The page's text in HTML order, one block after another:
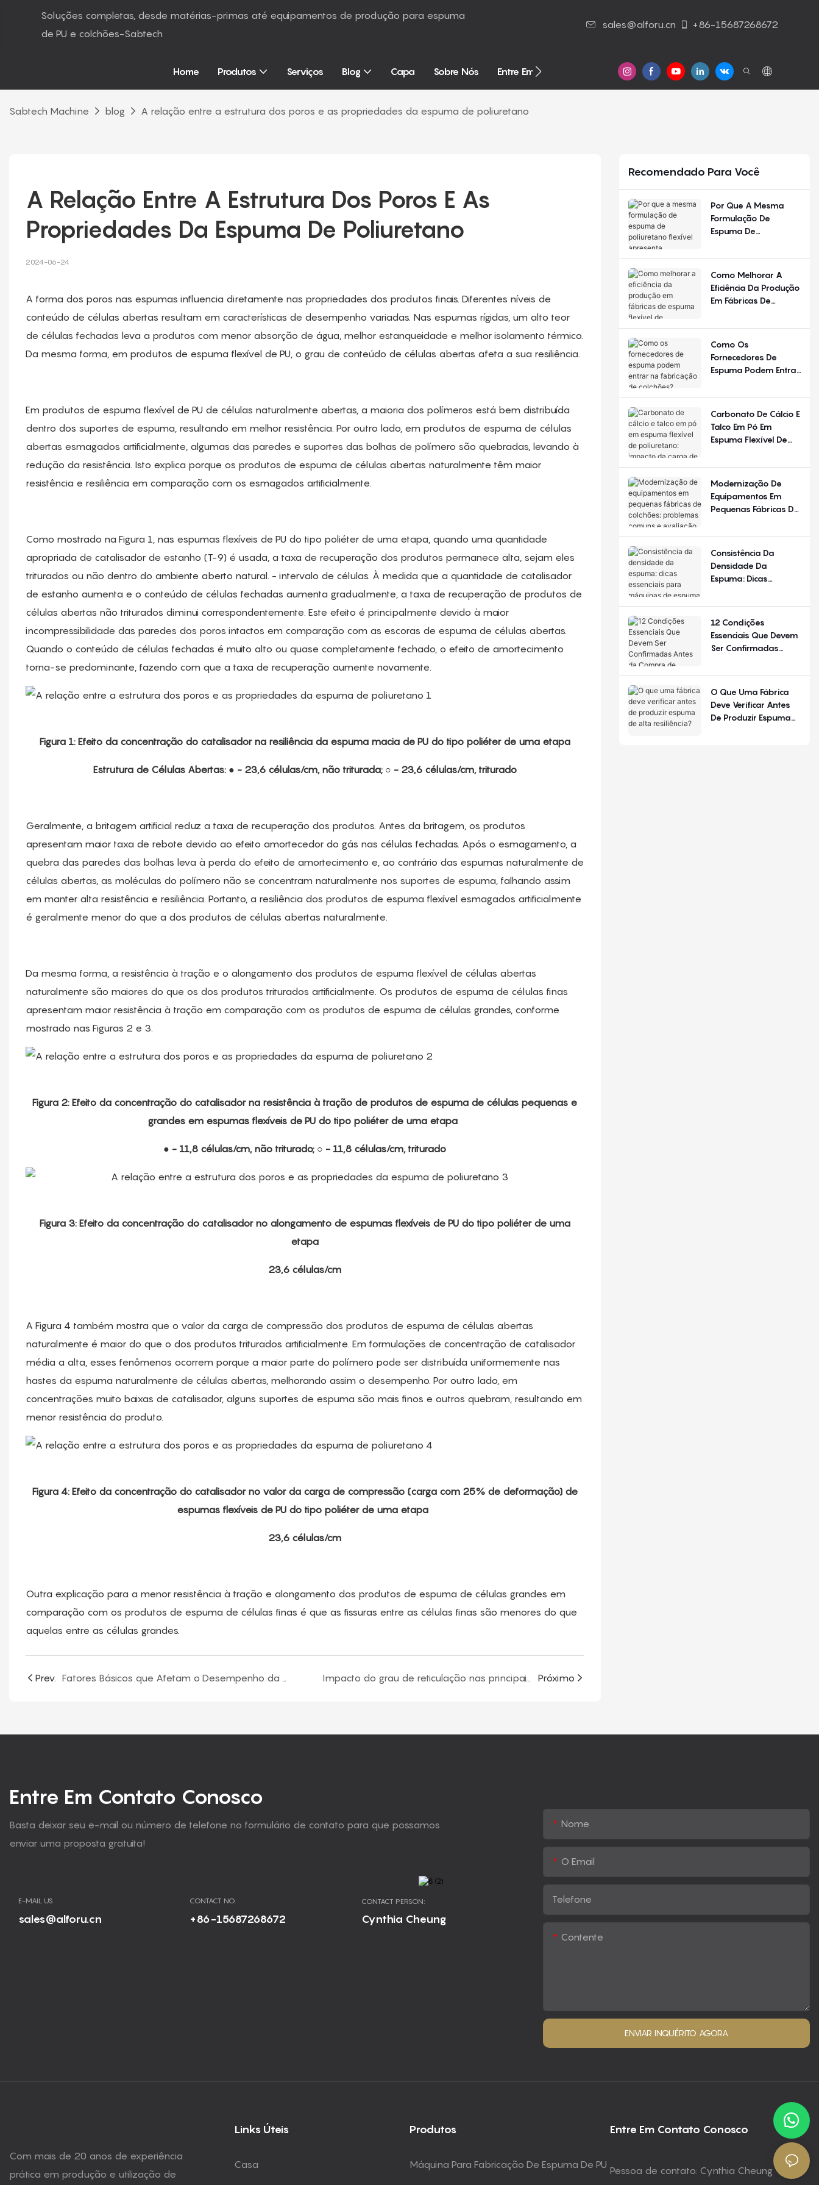
Soluções completas, desde matérias-primas até equipamentos de produção para espuma
de PU e colchões-Sabtech
sales@alforu.cn +86-15687268672
Home Produtos Serviços Blog Capa Sobre Nós Entre Em Contato Conosco
Sabtech Machine blog A relação entre a estrutura dos poros e as propriedades da espuma de poliuretano
A Relação Entre A Estrutura Dos Poros E As
Propriedades Da Espuma De Poliuretano
2024-06-24
A forma dos poros nas espumas influencia diretamente nas propriedades dos produtos finais. Diferentes níveis de
conteúdo de células abertas resultam em características de desempenho variadas. Nas espumas rígidas, um alto teor
de células fechadas leva a produtos com menor absorção de água, melhor estanqueidade e melhor isolamento térmico.
Da mesma forma, em produtos de espuma flexível de PU, o grau de conteúdo de células abertas afeta a sua resiliência.
Em produtos de espuma flexível de PU de células naturalmente abertas, a maioria dos polímeros está bem distribuída
dentro dos suportes de espuma, resultando em melhor resistência. Por outro lado, em produtos de espuma de células
abertas esmagados artificialmente, algumas das paredes e suportes das bolhas de polímero são quebradas, levando à
redução da resistência. Isto explica porque os produtos de espuma de células abertas naturalmente têm maior
resistência e resiliência em comparação com os esmagados artificialmente.
Como mostrado na Figura 1, nas espumas flexíveis de PU do tipo poliéter de uma etapa, quando uma quantidade
apropriada de catalisador de estanho (T-9) é usada, a taxa de recuperação dos produtos permanece alta, sejam eles
triturados ou não dentro do ambiente aberto natural. - intervalo de células. À medida que a quantidade de catalisador
de estanho aumenta e o conteúdo de células fechadas aumenta gradualmente, a taxa de recuperação de produtos de
células abertas não triturados diminui correspondentemente. Este efeito é principalmente devido à maior
incompressibilidade das paredes dos poros intactos em comparação com as escoras de espuma de células abertas.
Quando o conteúdo de células fechadas é muito alto ou quase completamente fechado, o efeito de amortecimento
torna-se predominante, fazendo com que a taxa de recuperação aumente novamente.
Figura 1: Efeito da concentração do catalisador na resiliência da espuma macia de PU do tipo poliéter de uma etapa
Estrutura de Células Abertas: ● - 23,6 células/cm, não triturada; ○ - 23,6 células/cm, triturado
Geralmente, a britagem artificial reduz a taxa de recuperação dos produtos. Antes da britagem, os produtos
apresentam maior taxa de rebote devido ao efeito amortecedor do gás nas células fechadas. Após o esmagamento, a
quebra das paredes das bolhas leva à perda do efeito de amortecimento e, ao contrário das espumas naturalmente de
células abertas, as moléculas do polímero não se concentram naturalmente nos suportes de espuma, falhando assim
em manter alta resistência e resiliência. Portanto, a resiliência dos produtos de espuma flexível esmagados artificialmente
é geralmente menor do que a dos produtos de células abertas naturalmente.
Da mesma forma, a resistência à tração e o alongamento dos produtos de espuma flexível de células abertas
naturalmente são maiores do que os dos produtos triturados artificialmente. Os produtos de espuma de células finas
apresentam maior resistência à tração em comparação com os produtos de espuma de células grandes, conforme
mostrado nas Figuras 2 e 3.
Figura 2: Efeito da concentração do catalisador na resistência à tração de produtos de espuma de células pequenas e
grandes em espumas flexíveis de PU do tipo poliéter de uma etapa
● - 11,8 células/cm, não triturado; ○ - 11,8 células/cm, triturado
Figura 3: Efeito da concentração do catalisador no alongamento de espumas flexíveis de PU do tipo poliéter de uma
etapa
23,6 células/cm
A Figura 4 também mostra que o valor da carga de compressão dos produtos de espuma de células abertas
naturalmente é maior do que o dos produtos triturados artificialmente. Em formulações de concentração de catalisador
média a alta, esses fenômenos ocorrem porque a maior parte do polímero pode ser distribuída uniformemente nas
hastes da espuma naturalmente de células abertas, melhorando assim o desempenho. Por outro lado, em
concentrações muito baixas de catalisador, alguns suportes de espuma são mais finos e outros quebram, resultando em
menor resistência do produto.
Figura 4: Efeito da concentração do catalisador no valor da carga de compressão (carga com 25% de deformação) de
espumas flexíveis de PU do tipo poliéter de uma etapa
23,6 células/cm
Outra explicação para a menor resistência à tração e alongamento dos produtos de espuma de células grandes em
comparação com os produtos de espuma de células finas é que as fissuras entre as células finas são menores do que
aquelas entre as células grandes.
Prev. Fatores Básicos que Afetam o Desempenho da Estrutura de Poliuretano Impacto do grau de reticulação nas principais propriedades do poliuretano Próximo
Recomendado Para Você
Por Que A Mesma
Formulação De
Espuma De
Apresenta
Diferente Em
Diferentes Estações
Como Melhorar A
Eficiência Da Produção
Em Fábricas De
Poliuretano?
Como Os
Fornecedores De
Espuma Podem Entrar
Colchões?
Carbonato De Cálcio E
Talco Em Pó Em
Espuma Flexível De
Da Carga De
Modernização De
Equipamentos Em
Pequenas Fábricas De
Comuns E Avaliação
De Configuração.
Consistência Da
Densidade Da
Espuma: Dicas
Máquinas De Espuma
De Poliuretano
12 Condições
Essenciais Que Devem
Ser Confirmadas
Equipamentos Para
O Que Uma Fábrica
Deve Verificar Antes
De Produzir Espuma
Entre Em Contato Conosco
Basta deixar seu e-mail ou número de telefone no formulário de contato para que possamos
enviar uma proposta gratuita!
E-MAIL US
sales@alforu.cn
CONTACT NO.
+86-15687268672
CONTACT PERSON:
Cynthia Cheung
Nome
O Email
Telefone
Contente
ENVIAR INQUÉRITO AGORA
Com mais de 20 anos de experiência
prática em produção e utilização de
Links Úteis
Casa
Produtos
Máquina Para Fabricação De Espuma De PU
Entre Em Contato Conosco
Pessoa de contato: Cynthia Cheung